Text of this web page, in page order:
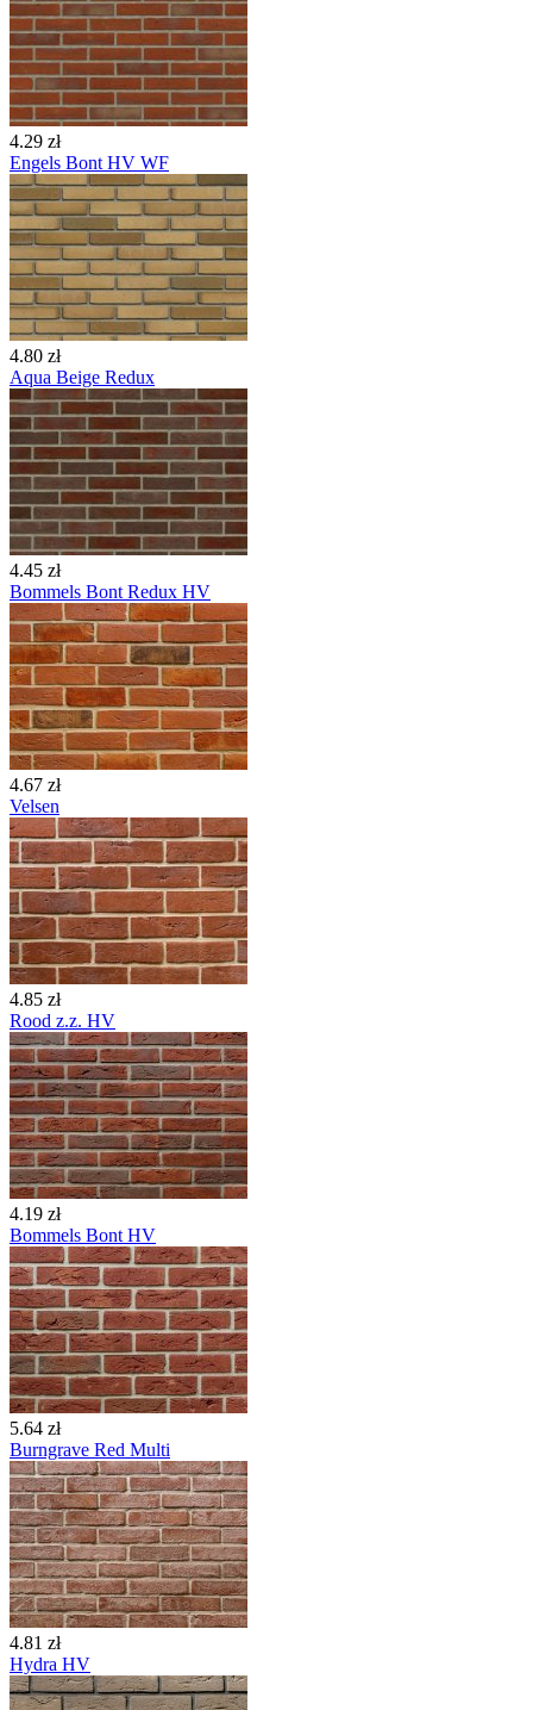
4.29 zł
Engels Bont HV WF
4.80 zł
Aqua Beige Redux
4.45 zł
Bommels Bont Redux HV
4.67 zł
Velsen
4.85 zł
Rood z.z. HV
4.19 zł
Bommels Bont HV
5.64 zł
Burngrave Red Multi
4.81 zł
Hydra HV